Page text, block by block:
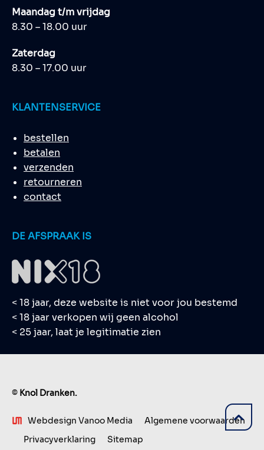
Maandag t/m vrijdag
8.30 – 18.00 uur
Zaterdag
8.30 – 17.00 uur
KLANTENSERVICE
bestellen
betalen
verzenden
retourneren
contact
DE AFSPRAAK IS
< 18 jaar, deze website is niet voor jou bestemd
< 18 jaar verkopen wij geen alcohol
< 25 jaar, laat je legitimatie zien
© Knol Dranken.
Webdesign Vanoo Media
Algemene voorwaarden
Privacyverklaring
Sitemap